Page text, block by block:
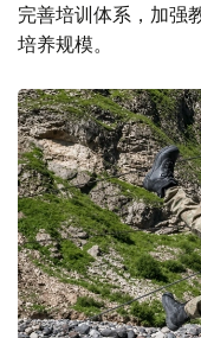
完善培训体系，加强
培养规模。